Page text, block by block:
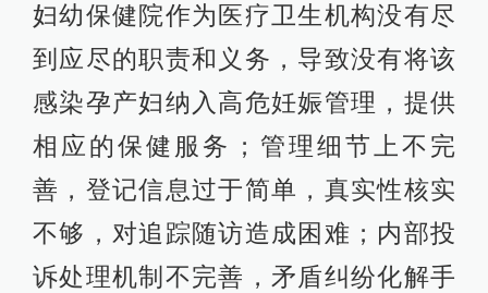
妇幼保健院作为医疗卫生机构没有尽
到应尽的职责和义务，导致没有将该
感染孕产妇纳入高危妊娠管理，提供
相应的保健服务；管理细节上不完
善，登记信息过于简单，真实性核实
不够，对追踪随访造成困难；内部投
诉处理机制不完善，矛盾纠纷化解手